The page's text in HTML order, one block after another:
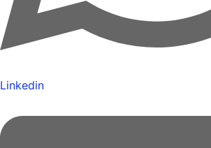
Linkedin